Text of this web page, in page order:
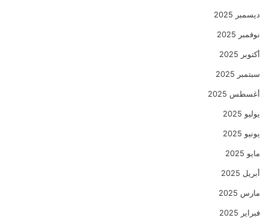
ديسمبر 2025
نوفمبر 2025
أكتوبر 2025
سبتمبر 2025
أغسطس 2025
يوليو 2025
يونيو 2025
مايو 2025
أبريل 2025
مارس 2025
فبراير 2025